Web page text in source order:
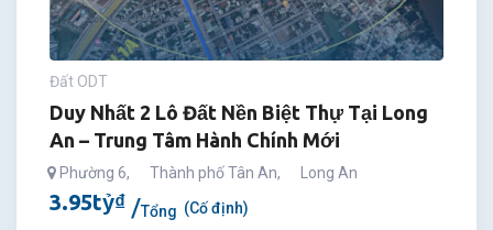
Đất ODT
Duy Nhất 2 Lô Đất Nền Biệt Thự Tại Long
An – Trung Tâm Hành Chính Mới
Phường 6, Thành phố Tân An, Long An
3.95tỷ₫ Tổng (Cố định)